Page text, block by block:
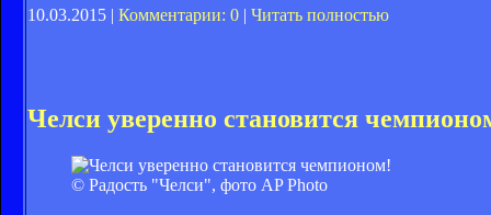
10.03.2015 | Комментарии: 0 | Читать полностью
Челси уверенно становится
© Радость "Челси", фото AP Photo